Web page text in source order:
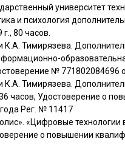
университет
и психология
80 часов.
Тимирязева.
№ 771802084696
Тимирязева.
часов, Удостоверение о
Рег. № 11417
«Цифровые
о повышении